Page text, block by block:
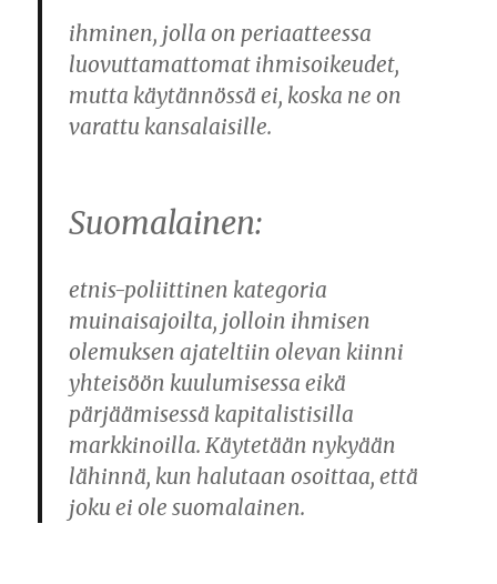
ihminen, jolla on periaatteessa
luovuttamattomat ihmisoikeudet,
mutta käytännössä ei, koska ne on
varattu kansalaisille.
Suomalainen:
etnis-poliittinen kategoria
muinaisajoilta, jolloin ihmisen
olemuksen ajateltiin olevan kiinni
yhteisöön kuulumisessa eikä
pärjäämisessä kapitalistisilla
markkinoilla. Käytetään nykyään
lähinnä, kun halutaan osoittaa, että
joku ei ole suomalainen.